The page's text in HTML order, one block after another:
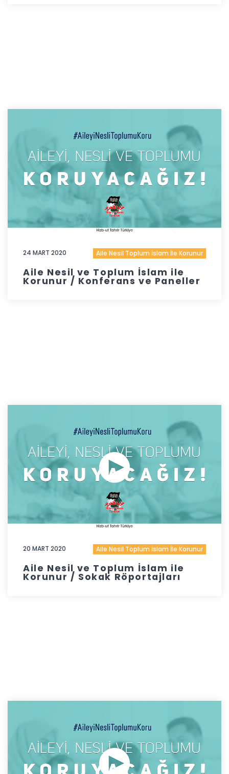
24 MART 2020 Aile Nesil Toplum İslam İle Korunur
Aile Nesil ve Toplum İslam ile
Korunur / Konferans ve Paneller
20 MART 2020 Aile Nesil Toplum İslam İle Korunur
Aile Nesil ve Toplum İslam ile
Korunur / Sokak Röportajları